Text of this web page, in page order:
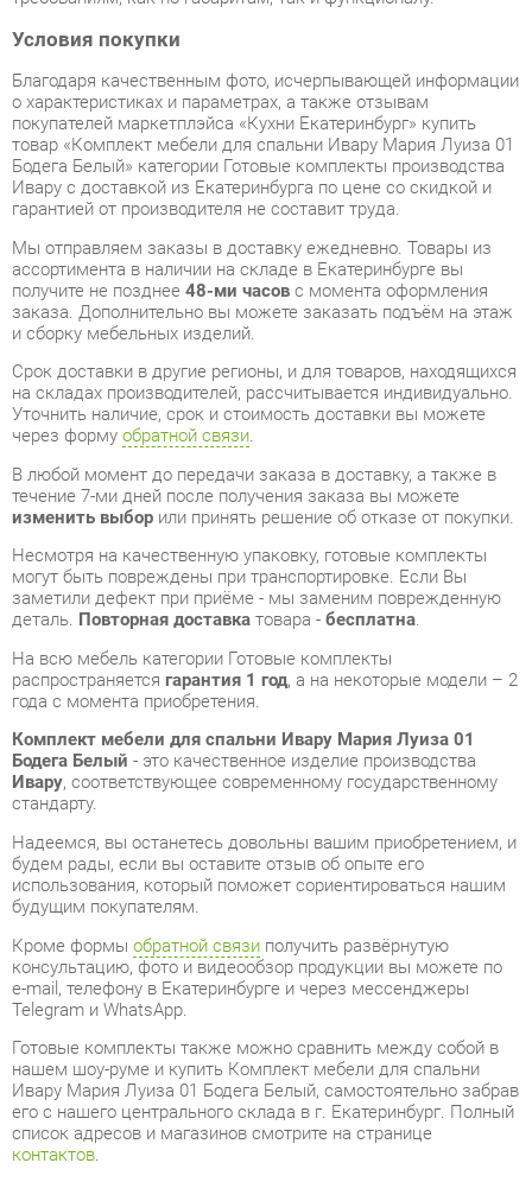
о характеристиках и параметрах, а также отзывам
покупателей маркетплэйса «Кухни Екатеринбург» купить
товар «Комплект мебели для спальни Ивару Мария Луиза 01
Бодега Белый» категории Готовые комплекты производства
Ивару с доставкой из Екатеринбурга по цене со скидкой и
гарантией от производителя не составит труда.
Мы отправляем заказы в доставку ежедневно. Товары из
ассортимента в наличии на складе в Екатеринбурге вы
получите не позднее48-ми часовс момента оформления
заказа. Дополнительно вы можете заказать подъём на этаж
Срок доставки в другие регионы, и для товаров, находящихся
на складах производителей, рассчитывается индивидуально.
Уточнить наличие, срок и стоимость доставки вы можете
через формуобратной связи.
В любой момент до передачи заказа в доставку, а также в
течение 7-ми дней после получения заказа вы можете
изменить выборили принять решение об отказе от покупки.
Несмотря на качественную упаковку, готовые комплекты
могут быть повреждены при транспортировке. Если Вы
заметили дефект при приёме - мы заменим поврежденную
деталь.Повторная доставкатовара -бесплатна.
На всю мебель категории Готовые комплекты
распространяетсягарантия 1 год, а на некоторые модели – 2
года с момента приобретения.
Комплект мебели для спальни Ивару Мария Луиза 01
Ивару, соответствующее современному государственному
стандарту.
будем рады, если вы оставите отзыв об опыте его
использования, который поможет сориентироваться нашим
будущим покупателям.
консультацию, фото и видеообзор продукции вы можете по
e-mail, телефону в Екатеринбурге и через мессенджеры
Telegram и WhatsApp.
Готовые комплекты также можно сравнить между собой в
нашем шоу-руме и купить Комплект мебели для спальни
Ивару Мария Луиза 01 Бодега Белый, самостоятельно забрав
его с нашего центрального склада в г. Екатеринбург. Полный
список адресов и магазинов смотрите на странице
контактов
Размеры спального места кровати см 160x200
Туалетный столик
Да
Мягкое изголовье